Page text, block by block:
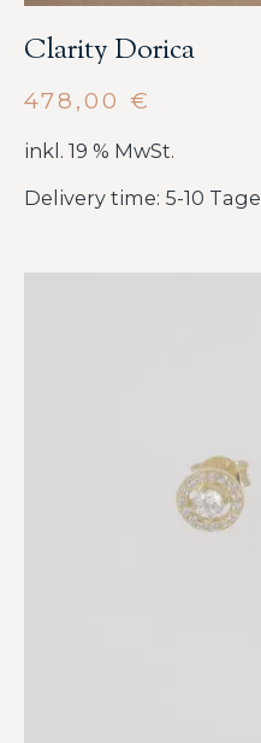
Clarity Dorica
478,00 €
inkl. 19 % MwSt.
Delivery time: 5-10 Tage